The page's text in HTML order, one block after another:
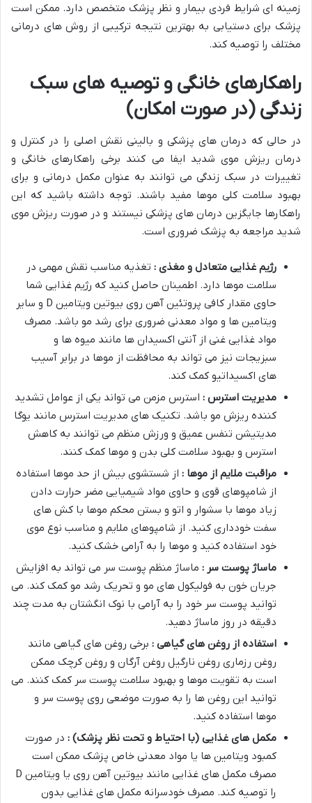
زمینه ای شرایط فردی بیمار و نظر پزشک متخصص دارد. ممکن است
پزشک برای دستیابی به بهترین نتیجه ترکیبی از روش های درمانی
مختلف را توصیه کند.
راهکارهای خانگی و توصیه های سبک
زندگی (در صورت امکان)
در حالی که درمان های پزشکی و بالینی نقش اصلی را در کنترل و
درمان ریزش موی شدید ایفا می کنند برخی راهکارهای خانگی و
تغییرات در سبک زندگی می توانند به عنوان مکمل درمانی و برای
بهبود سلامت کلی موها مفید باشند. توجه داشته باشید که این
راهکارها جایگزین درمان های پزشکی نیستند و در صورت ریزش موی
شدید مراجعه به پزشک ضروری است.
رژیم غذایی متعادل و مغذی : تغذیه مناسب نقش مهمی در
سلامت موها دارد. اطمینان حاصل کنید که رژیم غذایی شما
حاوی مقدار کافی پروتئین آهن روی بیوتین ویتامین D و سایر
ویتامین ها و مواد معدنی ضروری برای رشد مو باشد. مصرف
مواد غذایی غنی از آنتی اکسیدان ها مانند میوه ها و
سبزیجات نیز می تواند به محافظت از موها در برابر آسیب
های اکسیداتیو کمک کند.
مدیریت استرس : استرس مزمن می تواند یکی از عوامل تشدید
کننده ریزش مو باشد. تکنیک های مدیریت استرس مانند یوگا
مدیتیشن تنفس عمیق و ورزش منظم می توانند به کاهش
استرس و بهبود سلامت کلی بدن و موها کمک کنند.
مراقبت ملایم از موها : از شستشوی بیش از حد موها استفاده
از شامپوهای قوی و حاوی مواد شیمیایی مضر حرارت دادن
زیاد موها با سشوار و اتو و بستن محکم موها با کش های
سفت خودداری کنید. از شامپوهای ملایم و مناسب نوع موی
خود استفاده کنید و موها را به آرامی خشک کنید.
ماساژ پوست سر : ماساژ منظم پوست سر می تواند به افزایش
جریان خون به فولیکول های مو و تحریک رشد مو کمک کند. می
توانید پوست سر خود را به آرامی با نوک انگشتان به مدت چند
دقیقه در روز ماساژ دهید.
استفاده از روغن های گیاهی : برخی روغن های گیاهی مانند
روغن رزماری روغن نارگیل روغن آرگان و روغن کرچک ممکن
است به تقویت موها و بهبود سلامت پوست سر کمک کنند. می
توانید این روغن ها را به صورت موضعی روی پوست سر و
موها استفاده کنید.
مکمل های غذایی (با احتیاط و تحت نظر پزشک) : در صورت
کمبود ویتامین ها یا مواد معدنی خاص پزشک ممکن است
مصرف مکمل های غذایی مانند بیوتین آهن روی یا ویتامین D
را توصیه کند. مصرف خودسرانه مکمل های غذایی بدون